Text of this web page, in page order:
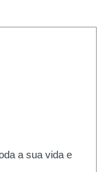
a sua vida e